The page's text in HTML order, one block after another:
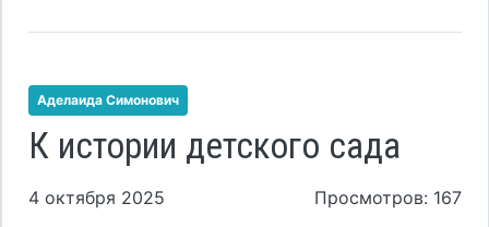
Аделаида Симонович
К истории детского сада
4 октября 2025
Просмотров: 167